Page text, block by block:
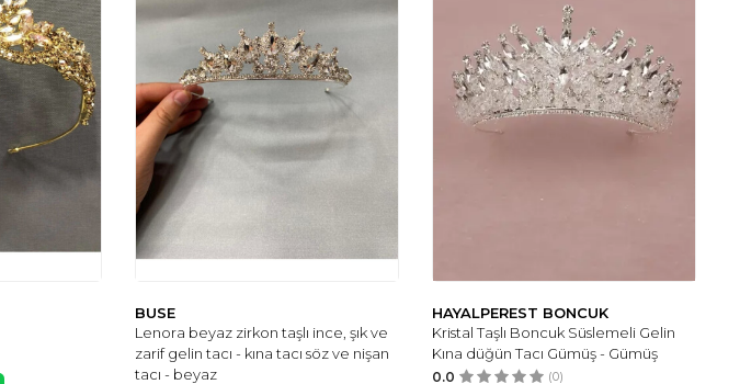
BUSE
Lenora beyaz zirkon taşlı ince, şık ve
zarif gelin tacı - kına tacı söz ve nişan
tacı - beyaz
HAYALPEREST BONCUK
Kristal Taşlı Boncuk Süslemeli Gelin
Kına düğün Tacı Gümüş - Gümüş
0.0 (0)